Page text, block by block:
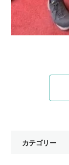
カテゴリー